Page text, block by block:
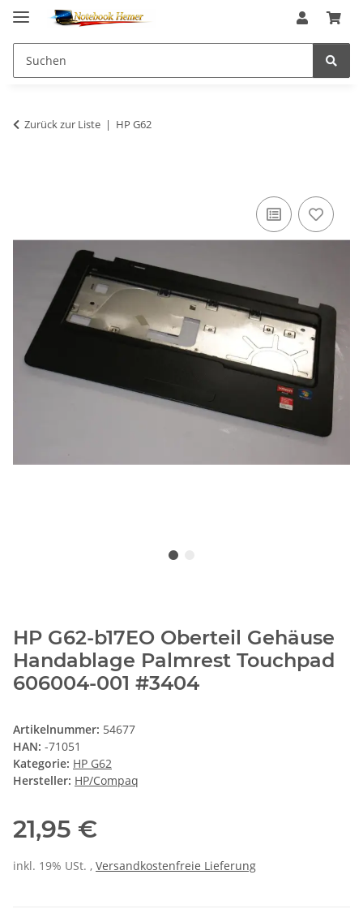
Zurück zur Liste HP G62
HP G62-b17EO Oberteil Gehäuse
Handablage Palmrest Touchpad
606004-001 #3404
Artikelnummer: 54677
HAN: -71051
Kategorie: HP G62
Hersteller: HP/Compaq
21,95 €
inkl. 19% USt. , Versandkostenfreie Lieferung